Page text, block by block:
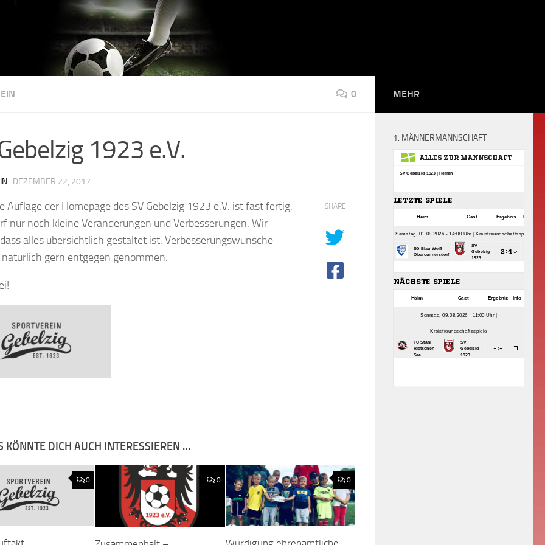
0
1923 e.V.
· DEZEMBER 22, 2017
Auflage der Homepage des SV Gebelzig 1923 e.V. ist fast fertig.
nur noch kleine Veränderungen und Verbesserungen. Wir
alles übersichtlich gestaltet ist. Verbesserungswünsche
gern entgegen genommen.
SHARE
KÖNNTE DICH AUCH INTERESSIEREN …
0 0 0
MEHR
1. MÄNNERMANNSCHAFT